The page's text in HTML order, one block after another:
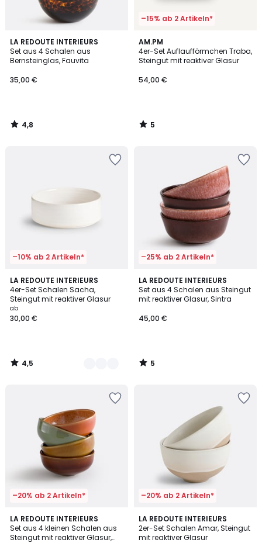
LA REDOUTE INTERIEURS
Set aus 4 Schalen aus
Bernsteinglas, Fauvita
35,00 €
4,8
/ 5
4,8
/
–15% ab 2 Artikeln*
AM.PM
4er-Set Auflaufförmchen Traba,
Steingut mit reaktiver Glasur
54,00 €
5
/
5
5
/
–10% ab 2 Artikeln*
LA REDOUTE INTERIEURS
4er-Set Schalen Sacha,
Steingut mit reaktiver Glasur
ab
30,00 €
4,5
/ 5
2
Farben
4,5
/
–25% ab 2 Artikeln*
LA REDOUTE INTERIEURS
Set aus 4 Schalen aus Steingut
mit reaktiver Glasur, Sintra
45,00 €
5
/
5
5
/
–20% ab 2 Artikeln*
LA REDOUTE INTERIEURS
Set aus 4 kleinen Schalen aus
Steingut mit reaktiver Glasur,
5
/
5
3
Farben
–20% ab 2 Artikeln*
LA REDOUTE INTERIEURS
2er-Set Schalen Amar, Steingut
mit reaktiver Glasur
4,5
/ 5